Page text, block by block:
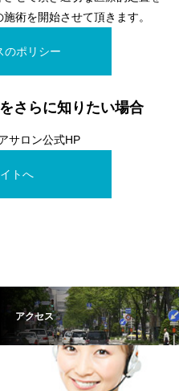
術を開始させて頂きます。
のポリシー
さらに知りたい場合
サロン公式HP
トへ
アクセス